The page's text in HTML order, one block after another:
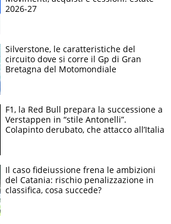
2026-27
Silverstone, le caratteristiche del
circuito dove si corre il Gp di Gran
Bretagna del Motomondiale
F1, la Red Bull prepara la successione a
Verstappen in “stile Antonelli”.
Colapinto derubato, che attacco all’Italia
Il caso fideiussione frena le ambizioni
del Catania: rischio penalizzazione in
classifica, cosa succede?